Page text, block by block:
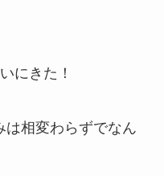
にきた！
は相変わらずでなん